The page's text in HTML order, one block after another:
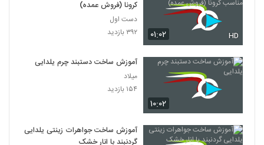
۰۱:۰۲ HD
کرونا (فروش عمده)
دست اول
۳۹۲ بازدید
۱۰:۰۲
آموزش ساخت دستبند چرم یلدایی
میلاد
۱۵۴ بازدید
آموزش ساخت جواهرات زینتی یلدایی
گردنبند با انار خشک